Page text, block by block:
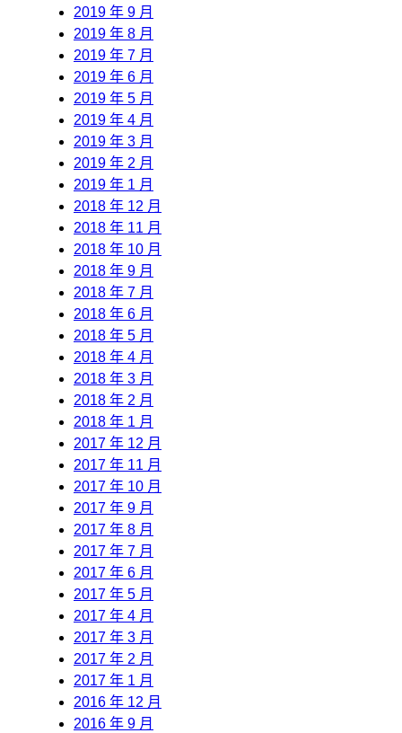
2019 年 9 月
2019 年 8 月
2019 年 7 月
2019 年 6 月
2019 年 5 月
2019 年 4 月
2019 年 3 月
2019 年 2 月
2019 年 1 月
2018 年 12 月
2018 年 11 月
2018 年 10 月
2018 年 9 月
2018 年 7 月
2018 年 6 月
2018 年 5 月
2018 年 4 月
2018 年 3 月
2018 年 2 月
2018 年 1 月
2017 年 12 月
2017 年 11 月
2017 年 10 月
2017 年 9 月
2017 年 8 月
2017 年 7 月
2017 年 6 月
2017 年 5 月
2017 年 4 月
2017 年 3 月
2017 年 2 月
2017 年 1 月
2016 年 12 月
2016 年 9 月